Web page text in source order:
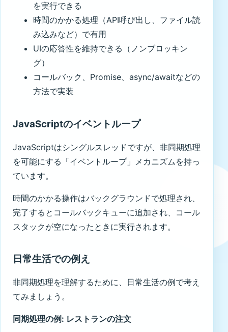
を実行できる
時間のかかる処理（API呼び出し、ファイル読
み込みなど）で有用
UIの応答性を維持できる（ノンブロッキン
グ）
コールバック、Promise、async/awaitなどの
方法で実装
JavaScriptのイベントループ
JavaScriptはシングルスレッドですが、非同期処理
を可能にする「イベントループ」メカニズムを持っ
ています。
時間のかかる操作はバックグラウンドで処理され、
完了するとコールバックキューに追加され、コール
スタックが空になったときに実行されます。
日常生活での例え
非同期処理を理解するために、日常生活の例で考え
てみましょう。
同期処理の例: レストランの注文